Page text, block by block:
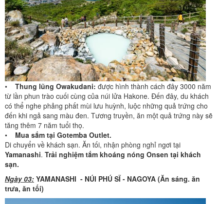
• Thung lũng Owakudani: được hình thành cách đây 3000 năm
từ lần phun trào cuối cùng của núi lửa Hakone. Đến đây, du khách
có thể nghe phảng phất mùi lưu huỳnh, luộc những quả trứng cho
đến khi ngả sang màu đen. Tương truyền, ăn một quả trứng này sẽ
tăng thêm 7 năm tuổi thọ.
• Mua sắm tại Gotemba Outlet.
Di chuyển về khách sạn. Ăn tối, nhận phòng nghỉ ngơi tại
Yamanashi. Trải nghiệm tắm khoáng nóng Onsen tại khách
sạn.
Ngày 03: YAMANASHI - NÚI PHÚ SĨ - NAGOYA (Ăn sáng. ăn
trưa, ăn tối)